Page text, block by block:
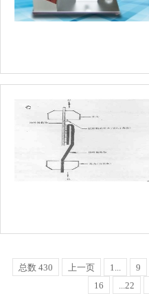
总数 430 上一页 1... 9
16
...22